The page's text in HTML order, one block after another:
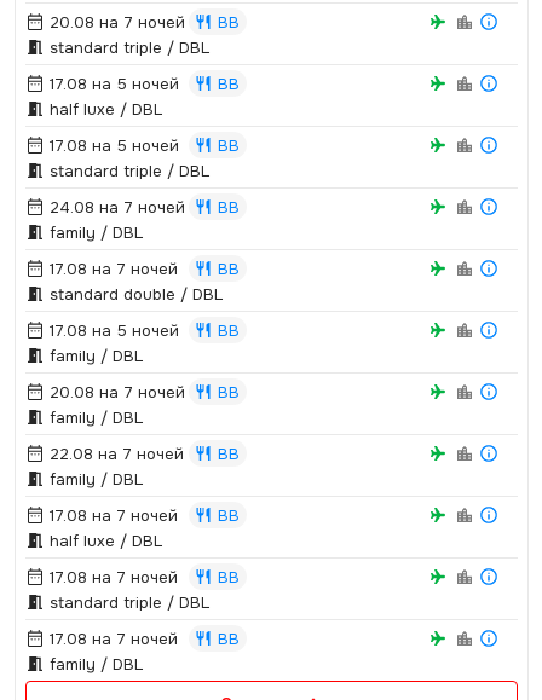
20.08 на 7 ночей
BB
standard triple / DBL
17.08 на 5 ночей
BB
half luxe / DBL
17.08 на 5 ночей
BB
standard triple / DBL
24.08 на 7 ночей
BB
family / DBL
17.08 на 7 ночей
BB
standard double / DBL
17.08 на 5 ночей
BB
family / DBL
20.08 на 7 ночей
BB
family / DBL
22.08 на 7 ночей
BB
family / DBL
17.08 на 7 ночей
BB
half luxe / DBL
17.08 на 7 ночей
BB
standard triple / DBL
17.08 на 7 ночей
BB
family / DBL